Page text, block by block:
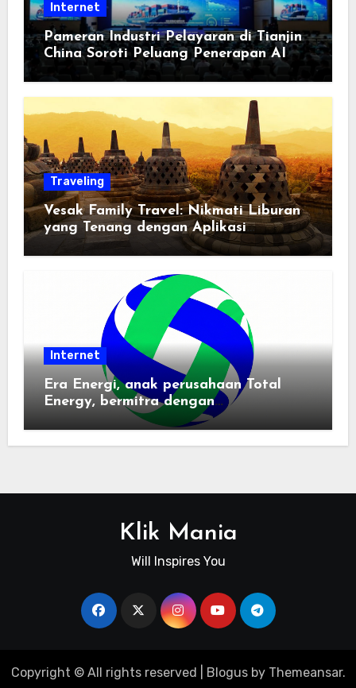
Internet
Pameran Industri Pelayaran di Tianjin
China Soroti Peluang Penerapan AI
Traveling
Vesak Family Travel: Nikmati Liburan
yang Tenang dengan Aplikasi
Pemindai PDF
Internet
Era Energi, anak perusahaan Total
Energy, bermitra dengan
Zhuochuangtong untuk mempercepat
Klik Mania
Will Inspires You
Copyright © All rights reserved Blogusby Themeansar.